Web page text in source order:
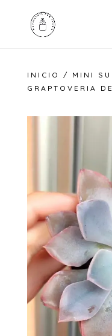
INICIO / MINI
GRAPTOVERIA